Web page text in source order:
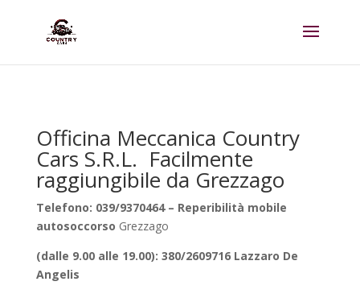
Officina Meccanica Country
Cars S.R.L. Facilmente
raggiungibile da Grezzago
Telefono: 039/9370464 – Reperibilità mobile
autosoccorso Grezzago
(dalle 9.00 alle 19.00): 380/2609716 Lazzaro De
Angelis